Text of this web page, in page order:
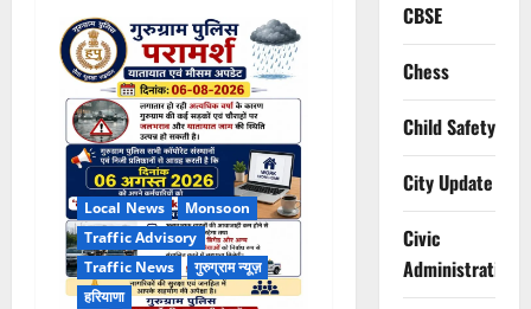
Local News
Monsoon
Traffic Advisory
Traffic News
गुरुग्राम न्यूज़
हरियाणा
CBSE
Chess
Child Safety
City Update
Civic
Administration